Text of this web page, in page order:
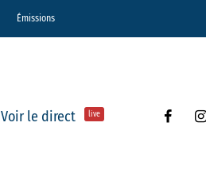
Émissions
Voir le direct live